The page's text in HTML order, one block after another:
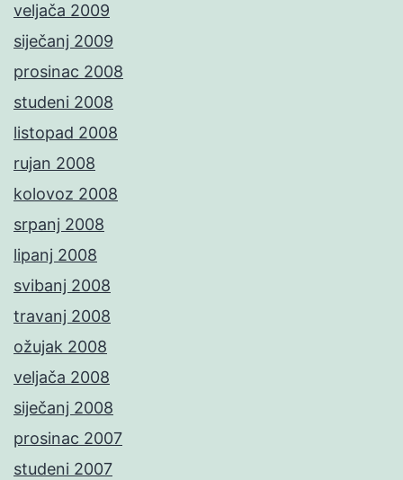
veljača 2009
siječanj 2009
prosinac 2008
studeni 2008
listopad 2008
rujan 2008
kolovoz 2008
srpanj 2008
lipanj 2008
svibanj 2008
travanj 2008
ožujak 2008
veljača 2008
siječanj 2008
prosinac 2007
studeni 2007